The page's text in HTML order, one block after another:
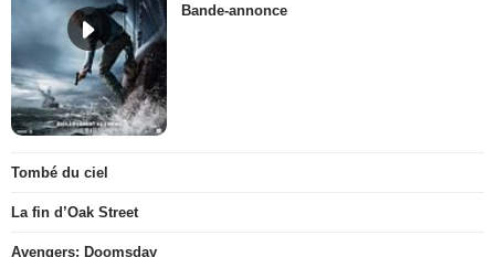
Bande-annonce
Tombé du ciel
La fin d’Oak Street
Avengers: Doomsday